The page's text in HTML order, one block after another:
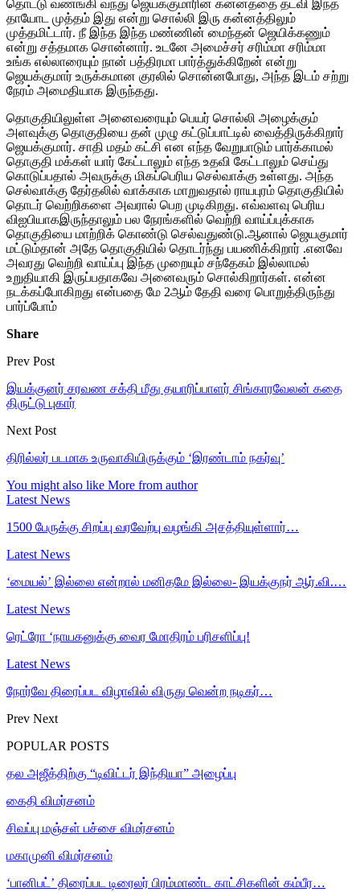
தொட்டு வணங்கி வந்து ஜெயக்குமாரின் கன்னத்தை தடவி இந்த
தாயோட முத்தம் இது என்று சொல்லி இரு கன்னத்திலும்
முத்தமிட்டார். நீ இந்த இந்த மண்ணின் மைந்தன் ஜெயிக்கணும்
என்று சத்தமாக சொன்னார். உடனே அமைச்சர் சரிம்மா சரிம்மா
உங்க எல்லாரையும் நான் பத்திரமா பார்த்துக்கிறேன் என்று
ஜெயக்குமார் உருக்கமான குரலில் சொன்னபோது, அந்த இடம் சற்று
நேரம் அமைதியாக இருந்தது.
தொகுதியிலுள்ள அனைவரையும் பெயர் சொல்லி அழைக்கும்
அளவுக்கு தொகுதியை தன் முழு கட்டுப்பாட்டில் வைத்திருக்கிறார்
ஜெயக்குமார். சாதி மதம் கட்சி என எந்த வேறுபாடும் பார்க்காமல்
தொகுதி மக்கள் யார் கேட்டாலும் எந்த உதவி கேட்டாலும் செய்து
கொடுப்பதால் அவருக்கு மிகப்பெரிய செல்வாக்கு உள்ளது. அந்த
செல்வாக்கு தேர்தலில் வாக்காக மாறுவதால் ராயபுரம் தொகுதியில்
தொடர் வெற்றிகளை அவரால் பெற முடிகிறது. எவ்வளவு பெரிய
விஐபியாகஇருந்தாலும் பல நேரங்களில் வெற்றி வாய்ப்புக்காக
தொகுதியை மாற்றிக் கொண்டு செல்வதுண்டு.ஆனால் ஜெயகுமார்
மட்டும்தான் அதே தொகுதியில் தொடர்ந்து பயணிக்கிறார் .எனவே
அவரது வெற்றி வாய்ப்பு இந்த முறையும் சந்தேகம் இல்லாமல்
உறுதியாகி இருப்பதாகவே அனைவரும் சொல்கிறார்கள். என்ன
நடக்கப்போகிறது என்பதை மே 2ஆம் தேதி வரை பொறுத்திருந்து
பார்ப்போம்
Share
Prev Post
இயக்குனர் சரவண சக்தி மீது தயாரிப்பாளர் சிங்காரவேலன் கதை
திருட்டு புகார்
Next Post
திரில்லர் படமாக உருவாகியிருக்கும் ‘இரண்டாம் நகர்வு’
You might also like More from author
Latest News
1500 பேருக்கு சிறப்பு வரவேற்பு வழங்கி அசத்தியுள்ளார்…
Latest News
‘மையல்’ இல்லை என்றால் மனிதமே இல்லை- இயக்குநர் ஆர்.வி.…
Latest News
ரெட்ரோ ‘நாயகனுக்கு வைர மோதிரம் பரிசளிப்பு!
Latest News
நோர்வே திரைப்பட விழாவில் விருது வென்ற நடிகர்…
Prev Next
POPULAR POSTS
தல அஜீத்திற்கு “டிவிட்டர் இந்தியா” அழைப்பு
கைதி விமர்சனம்
சிவப்பு மஞ்சள் பச்சை விமர்சனம்
மகாமுனி விமர்சனம்
‘பானிபட்’ திரைப்பட டிரைலர் பிரம்மாண்ட காட்சிகளின் கம்பீர…